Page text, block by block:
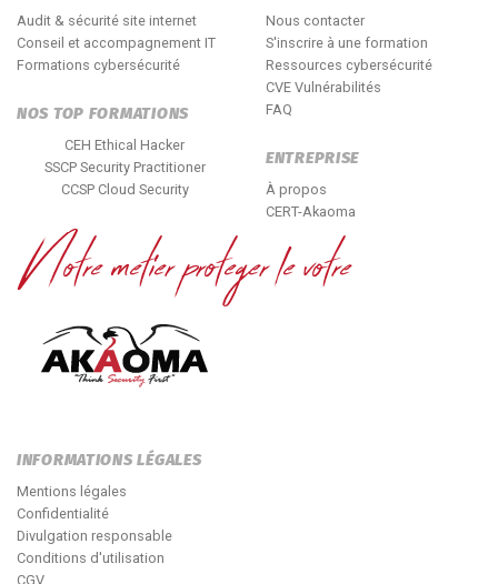
Audit & sécurité site internet
Conseil et accompagnement IT
Formations cybersécurité
NOS TOP FORMATIONS
CEH Ethical Hacker
SSCP Security Practitioner
CCSP Cloud Security
Nous contacter
S'inscrire à une formation
Ressources cybersécurité
CVE Vulnérabilités
FAQ
ENTREPRISE
À propos
CERT-Akaoma
INFORMATIONS LÉGALES
Mentions légales
Confidentialité
Divulgation responsable
Conditions d'utilisation
CGV